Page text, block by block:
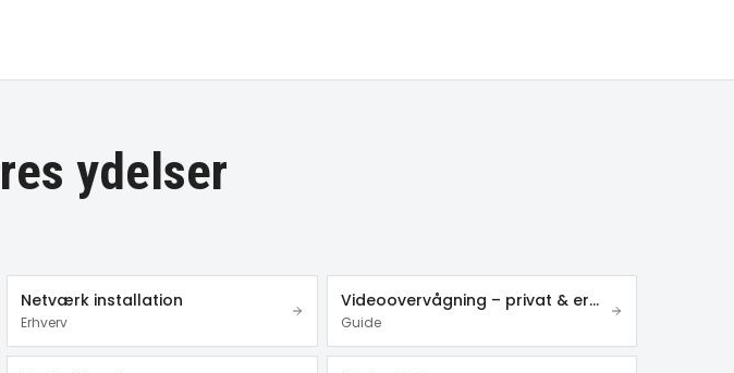
ydelser
Netværk installation
Erhverv
Videoovervågning – privat & erhverv
Guide